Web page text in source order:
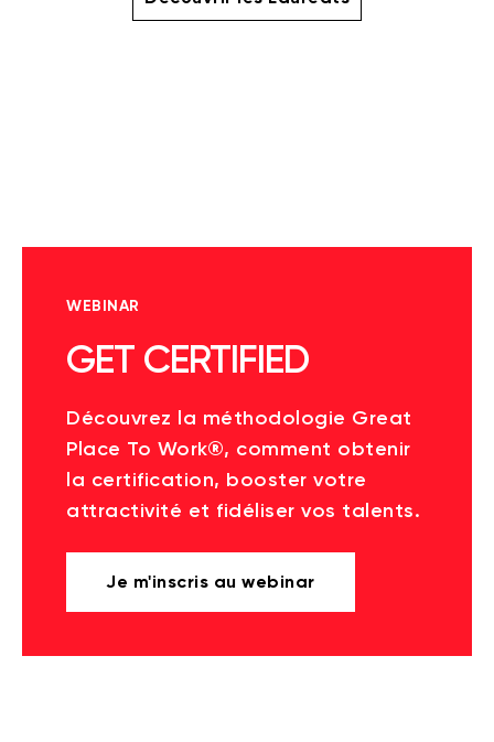
WEBINAR
GET CERTIFIED
Découvrez la méthodologie Great
Place To Work®, comment obtenir
la certification, booster votre
attractivité et fidéliser vos talents.
Je m'inscris au webinar